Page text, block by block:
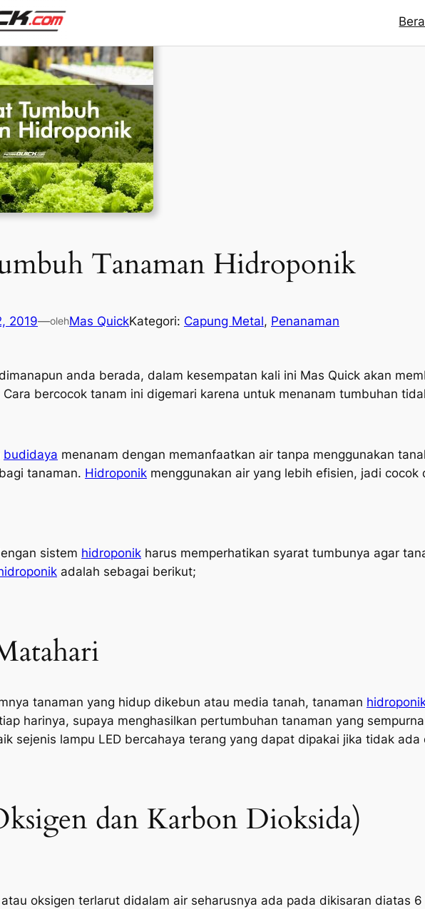
Tanaman Hidroponik
2019—olehMas QuickKategori: Capung Metal, Penanaman
anda berada, dalam kesempatan kali ini Mas Quick akan
Cara bercocok tanam ini digemari karena untuk menanam tumbuhan
budidaya menanam dengan memanfaatkan air tanpa menggunakan
tanaman. Hidroponik menggunakan air yang lebih efisien, jadi
sistem hidroponik harus memperhatikan syarat tumbunya agar
adalah sebagai berikut;
tanaman yang hidup dikebun atau media tanah, tanaman
harinya, supaya menghasilkan pertumbuhan tanaman yang
sejenis lampu LED bercahaya terang yang dapat dipakai jika tidak ada
dan Karbon Dioksida)
oksigen terlarut didalam air seharusnya ada pada dikisaran diatas